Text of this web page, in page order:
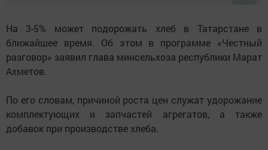
На 3-5% может подорожать хлеб в Татарстане в
ближайшее время. Об этом в программе «Честный
разговор» заявил глава минсельхоза республики Марат
Ахметов.
По его словам, причиной роста цен служат удорожание
комплектующих и запчастей агрегатов, а также
добавок при производстве хлеба.